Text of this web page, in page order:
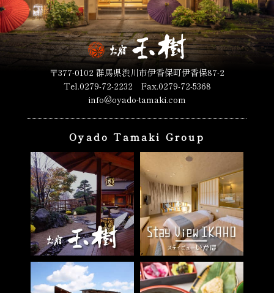
〒377-0102 群馬県渋川市伊香保町伊香保87-2
Tel.0279-72-2232 Fax.0279-72-5368
info@oyado-tamaki.com
Oyado Tamaki Group